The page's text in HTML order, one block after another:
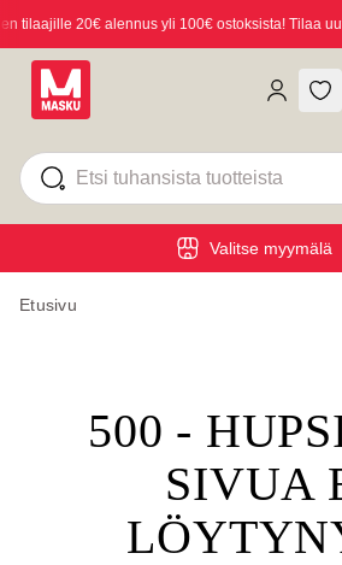
tilaajille 20€ alennus yli 100€ ostoksista! Tilaa
Valitse myymälä
Etusivu
500 -
SIVUA